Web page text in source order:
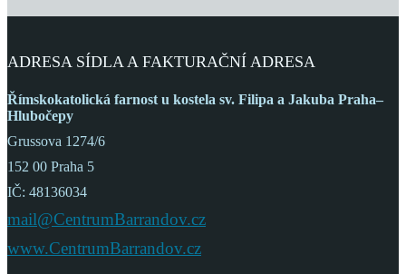
ADRESA SÍDLA A FAKTURAČNÍ ADRESA
Římskokatolická farnost u kostela sv. Filipa a Jakuba Praha–
Hlubočepy
Grussova 1274/6
152 00 Praha 5
IČ: 48136034
mail@CentrumBarrandov.cz
www.CentrumBarrandov.cz